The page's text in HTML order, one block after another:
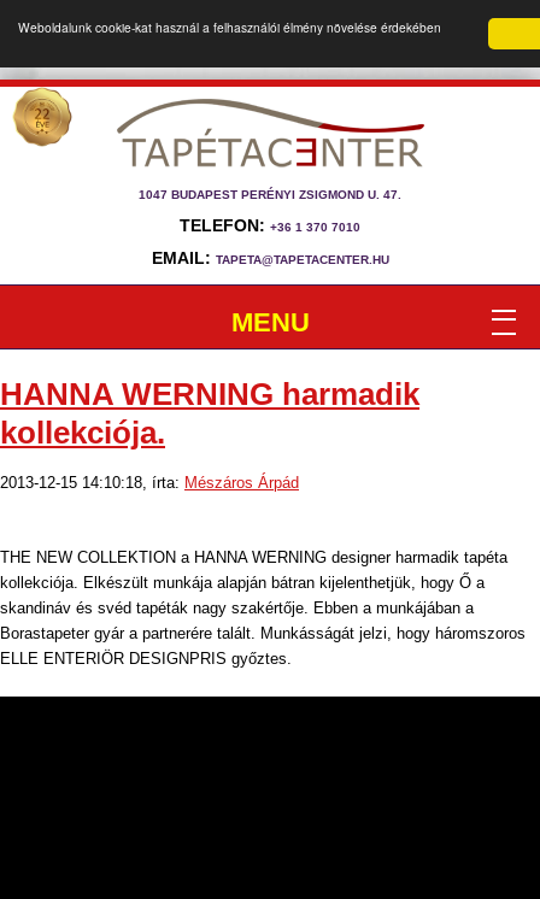
Weboldalunk cookie-kat használ a felhasználói élmény növelése érdekében
1047 BUDAPEST PERÉNYI ZSIGMOND U. 47.
TELEFON: +36 1 370 7010
EMAIL: TAPETA@TAPETACENTER.HU
MENU
HANNA WERNING harmadik
kollekciója.
2013-12-15 14:10:18, írta: Mészáros Árpád
THE NEW COLLEKTION a HANNA WERNING designer harmadik tapéta
kollekciója. Elkészült munkája alapján bátran kijelenthetjük, hogy Ő a
skandináv és svéd tapéták nagy szakértője. Ebben a munkájában a
Borastapeter gyár a partnerére talált. Munkásságát jelzi, hogy háromszoros
ELLE ENTERIÖR DESIGNPRIS győztes.